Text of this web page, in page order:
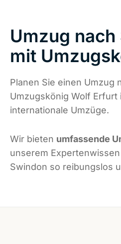
Umzug nach
mit
Planen Sie einen Umzug
Umzugskönig Wolf Erfurt
internationale Umzüge.
Wir bieten umfassende
unserem
Swindon so reibungslos